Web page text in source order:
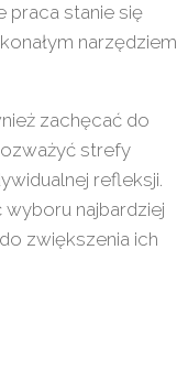
praca stanie się
narzędziem
zachęcać do
strefy
refleksji.
najbardziej
zwiększenia ich